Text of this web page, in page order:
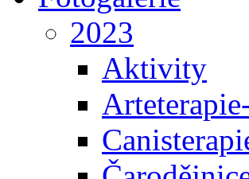
2023
Aktivity